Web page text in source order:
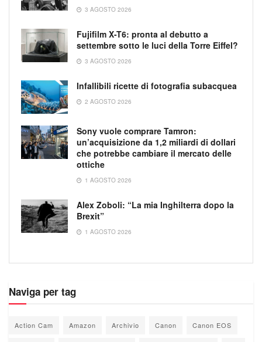
3 AGOSTO 2026
Fujifilm X-T6: pronta al debutto a
settembre sotto le luci della Torre Eiffel?
3 AGOSTO 2026
Infallibili ricette di fotografia subacquea
2 AGOSTO 2026
Sony vuole comprare Tamron:
un’acquisizione da 1,2 miliardi di dollari
che potrebbe cambiare il mercato delle
ottiche
1 AGOSTO 2026
Alex Zoboli: “La mia Inghilterra dopo la
Brexit”
1 AGOSTO 2026
Naviga per tag
Action Cam Amazon Archivio Canon Canon EOS